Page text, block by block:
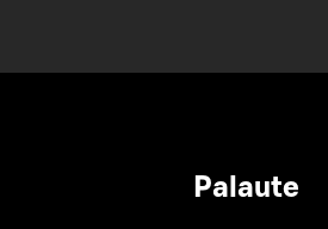
Palaute